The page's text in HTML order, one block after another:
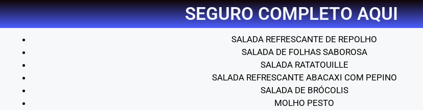
SEGURO COMPLETO AQUI
SALADA REFRESCANTE DE REPOLHO
SALADA DE FOLHAS SABOROSA
SALADA RATATOUILLE
SALADA REFRESCANTE ABACAXI COM PEPINO
SALADA DE BRÓCOLIS
MOLHO PESTO